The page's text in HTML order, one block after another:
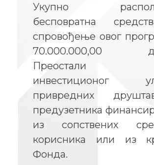
Укупно
бесповратна
спровођење овог
70.000.000,00
Преостали
инвестиционог
привредних
предузетника
из сопствених
корисника или из
Фонда.